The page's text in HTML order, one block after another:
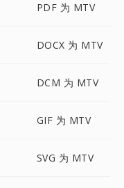
PDF 为 MTV
DOCX 为 MTV
DCM 为 MTV
GIF 为 MTV
SVG 为 MTV